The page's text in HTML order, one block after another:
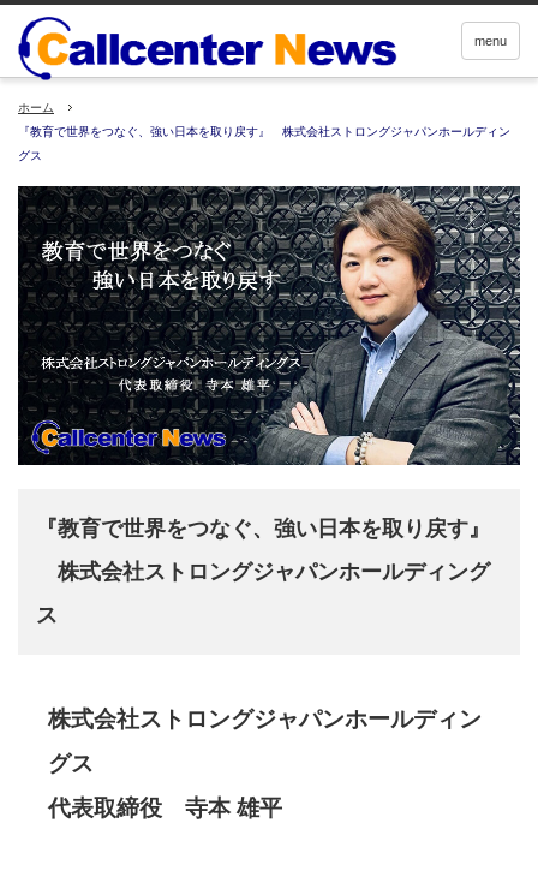
menu
ホーム
『教育で世界をつなぐ、強い日本を取り戻す』 株式会社ストロングジャパンホールディン
グス
『教育で世界をつなぐ、強い日本を取り戻す』
株式会社ストロングジャパンホールディング
ス
株式会社ストロングジャパンホールディン
グス
代表取締役 寺本 雄平